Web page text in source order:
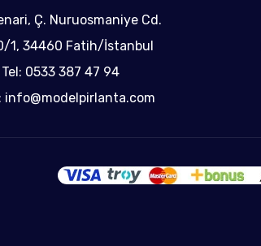
Ç. Nuruosmaniye Cd.
1, 34460 Fatih/İstanbul
Tel: 0533 387 47 94
info@modelpirlanta.com